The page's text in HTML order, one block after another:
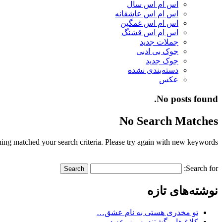
اس ام اس سال
اس ام اس عاشقانه
اس ام اس غمگین
اس ام اس قشنگ
جملات جدید
جوک بی ادبی
جوک جدید
دسته‌بندی نشده
عکس
No posts found.
No Search Matches
matched your search criteria. Please try again with new keywords.
Search for:
نوشته‌های تازه
تو مخدری هستی به نام عشق…